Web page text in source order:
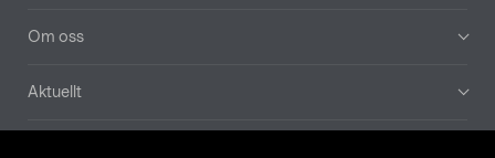
Om oss
Aktuellt